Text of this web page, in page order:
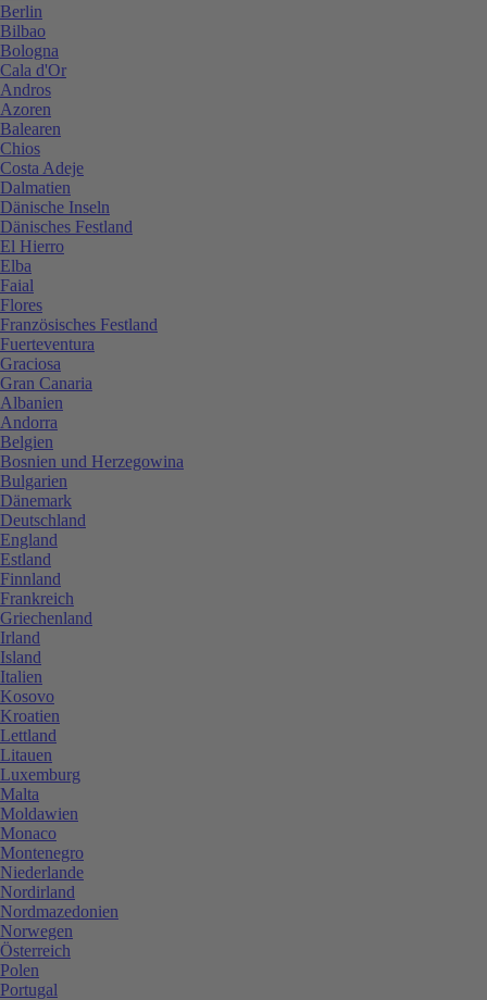
Berlin
Bilbao
Bologna
Cala d'Or
Andros
Azoren
Balearen
Chios
Costa Adeje
Dalmatien
Dänische Inseln
Dänisches Festland
El Hierro
Elba
Faial
Flores
Französisches Festland
Fuerteventura
Graciosa
Gran Canaria
Albanien
Andorra
Belgien
Bosnien und Herzegowina
Bulgarien
Dänemark
Deutschland
England
Estland
Finnland
Frankreich
Griechenland
Irland
Island
Italien
Kosovo
Kroatien
Lettland
Litauen
Luxemburg
Malta
Moldawien
Monaco
Montenegro
Niederlande
Nordirland
Nordmazedonien
Norwegen
Österreich
Polen
Portugal